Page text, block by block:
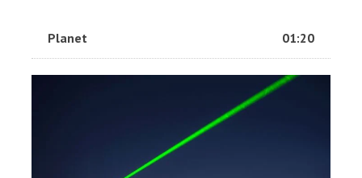
Planet 01:20